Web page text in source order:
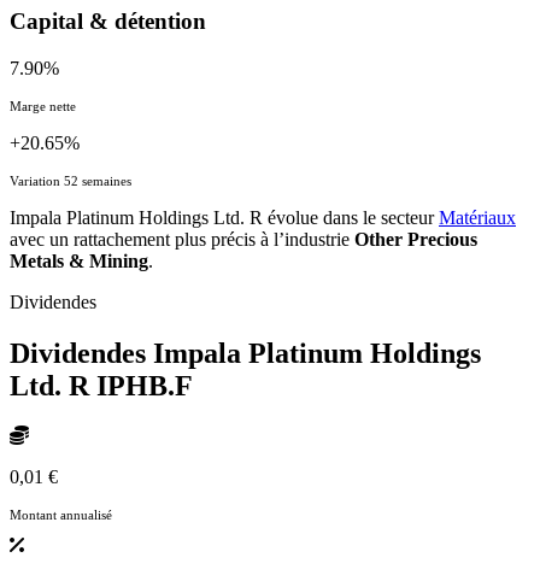
Capital & détention
7.90%
Marge nette
+20.65%
Variation 52 semaines
Impala Platinum Holdings Ltd. R évolue dans le secteurMatériaux
avec un rattachement plus précis à l’industrie Other Precious
Metals & Mining.
Dividendes
Dividendes Impala Platinum Holdings
Ltd. R IPHB.F
0,01 €
Montant annualisé